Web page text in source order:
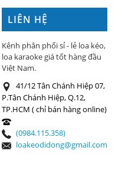
LIÊN HỆ
Kênh phân phối sỉ - lẻ loa kéo,
loa karaoke giá tốt hàng đầu
Việt Nam.
41/12 Tân Chánh Hiệp 07,
P.Tân Chánh Hiệp, Q.12,
TP.HCM ( chỉ bán hàng online)
(0984.115.358)
loakeodidong@gmail.com